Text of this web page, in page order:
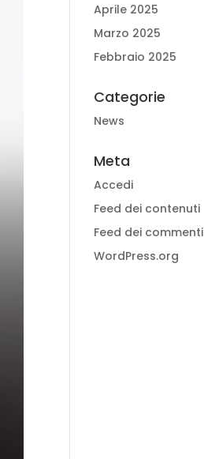
Aprile 2025
Marzo 2025
Febbraio 2025
Categorie
News
Meta
Accedi
Feed dei contenuti
Feed dei commenti
WordPress.org